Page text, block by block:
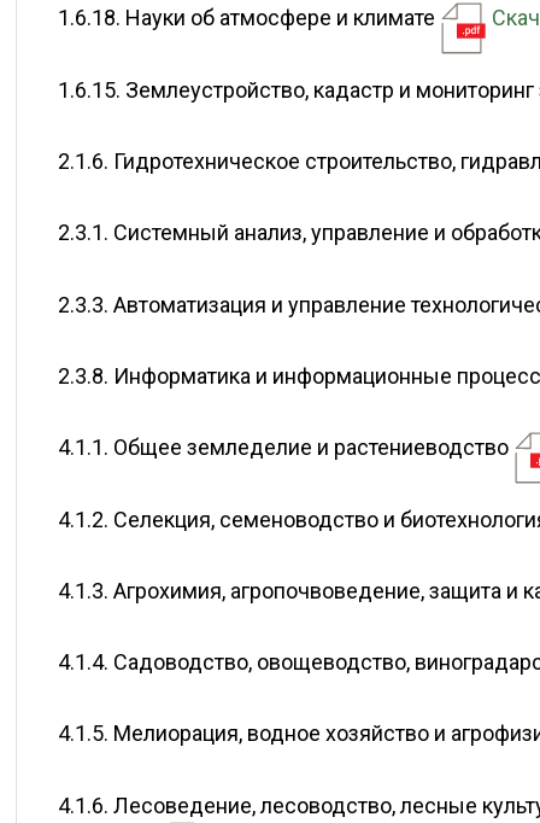
1.6.18. Науки об атмосфере и климате
1.6.15. Землеустройство, кадастр и
2.1.6. Гидротехническое строительство,
2.3.1. Системный анализ, управление и
2.3.3. Автоматизация и управление
2.3.8. Информатика и информационные
4.1.1. Общее земледелие и растениеводство
4.1.2. Селекция, семеноводство и
4.1.3. Агрохимия, агропочвоведение, защита и
4.1.4. Садоводство, овощеводство,
4.1.5. Мелиорация, водное хозяйство и
4.1.6. Лесоведение, лесоводство, лесные